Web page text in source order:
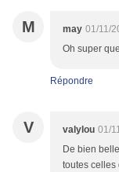
M may 01/11/
Oh super
Répondre
V valylou 01/
De bien
toutes celles